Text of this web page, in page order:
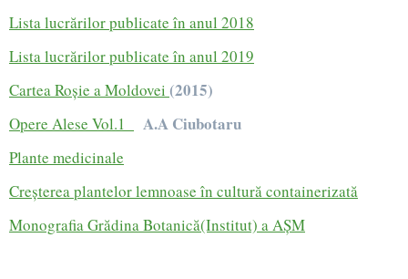
Lista lucrărilor publicate în anul 2018
Lista lucrărilor publicate în anul 2019
Cartea Roșie a Moldovei (2015)
Opere Alese Vol.1 A.A Ciubotaru
Plante medicinale
Creșterea plantelor lemnoase în cultură containerizată
Monografia Grădina Botanică(Institut) a AȘM